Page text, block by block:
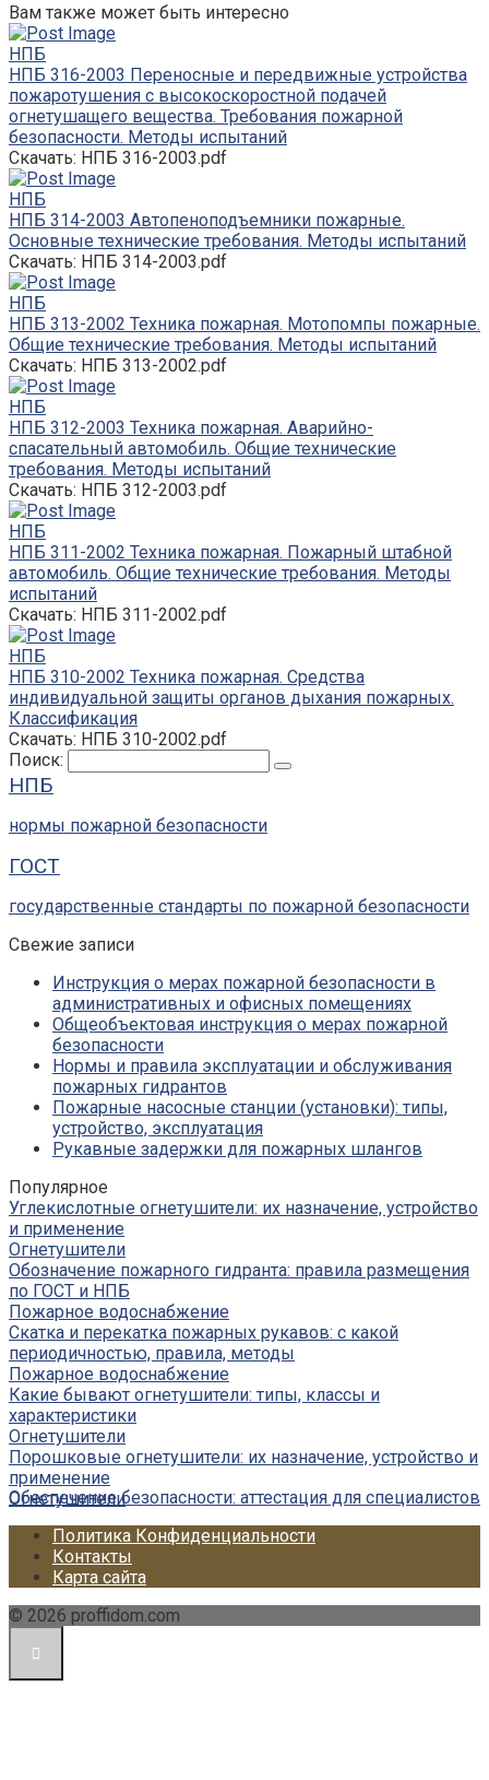
Вам также может быть интересно
НПБ
НПБ 316-2003 Переносные и передвижные устройства
пожаротушения с высокоскоростной подачей
огнетушащего вещества. Требования пожарной
безопасности. Методы испытаний
Скачать: НПБ 316-2003.pdf
НПБ
НПБ 314-2003 Автопеноподъемники пожарные.
Основные технические требования. Методы испытаний
Скачать: НПБ 314-2003.pdf
НПБ
НПБ 313-2002 Техника пожарная. Мотопомпы пожарные.
Общие технические требования. Методы испытаний
Скачать: НПБ 313-2002.pdf
НПБ
НПБ 312-2003 Техника пожарная. Аварийно-
спасательный автомобиль. Общие технические
требования. Методы испытаний
Скачать: НПБ 312-2003.pdf
НПБ
НПБ 311-2002 Техника пожарная. Пожарный штабной
автомобиль. Общие технические требования. Методы
испытаний
Скачать: НПБ 311-2002.pdf
НПБ
НПБ 310-2002 Техника пожарная. Средства
индивидуальной защиты органов дыхания пожарных.
Классификация
Скачать: НПБ 310-2002.pdf
Поиск:
НПБ
нормы пожарной безопасности
ГОСТ
государственные стандарты по пожарной безопасности
Свежие записи
Инструкция о мерах пожарной безопасности в
административных и офисных помещениях
Общеобъектовая инструкция о мерах пожарной
безопасности
Нормы и правила эксплуатации и обслуживания
пожарных гидрантов
Пожарные насосные станции (установки): типы,
устройство, эксплуатация
Рукавные задержки для пожарных шлангов
Популярное
Углекислотные огнетушители: их назначение, устройство
и применение
Огнетушители
Обозначение пожарного гидранта: правила размещения
по ГОСТ и НПБ
Пожарное водоснабжение
Скатка и перекатка пожарных рукавов: с какой
периодичностью, правила, методы
Пожарное водоснабжение
Какие бывают огнетушители: типы, классы и
характеристики
Огнетушители
Порошковые огнетушители: их назначение, устройство и
применение
Огнетушители
Обеспечение безопасности: аттестация для специалистов
Политика Конфиденциальности
Контакты
Карта сайта
© 2026 proffidom.com